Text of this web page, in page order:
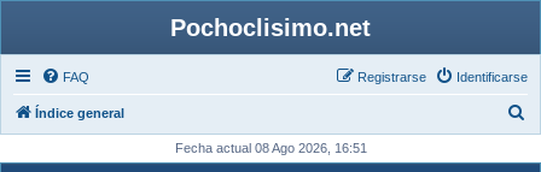
Pochoclisimo.net
FAQ Identificarse
Registrarse
Índice general
Fecha actual 08 Ago 2026, 16:51